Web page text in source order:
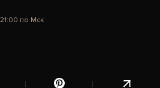
по Мск